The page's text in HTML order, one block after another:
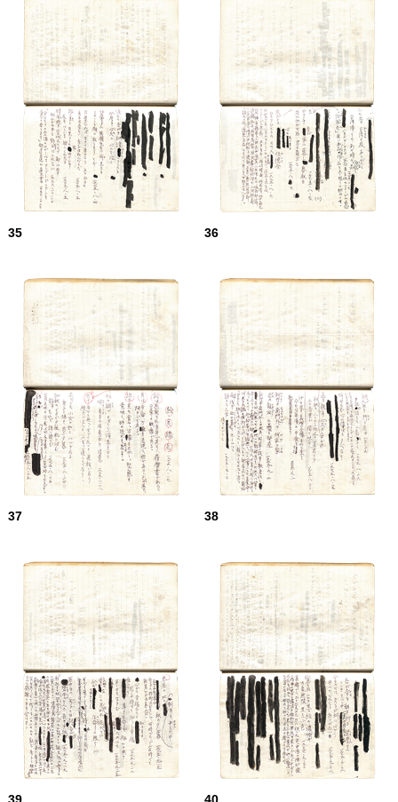
35 36
37 38